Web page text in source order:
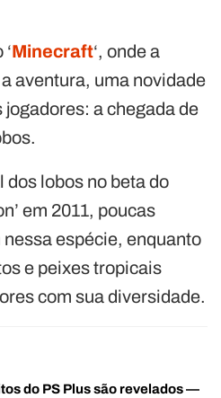
Minecraft‘, onde a
aventura, uma novidade
a chegada de
dos lobos no beta do
em 2011, poucas
espécie, enquanto
e peixes tropicais
com sua diversidade.
do PS Plus são revelados —